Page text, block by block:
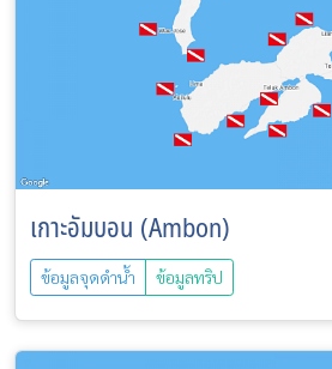
เกาะอัมบอน (Ambon)
ข้อมูลจุดดำน้ำ ข้อมูลทริป